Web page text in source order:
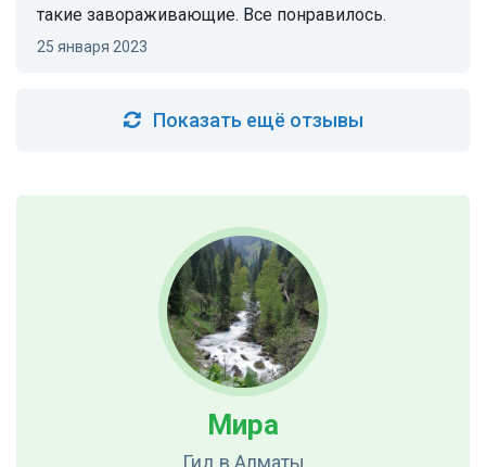
такие завораживающие. Все понравилось.
25 января 2023
Показать ещё отзывы
Мира
Гид в Алматы